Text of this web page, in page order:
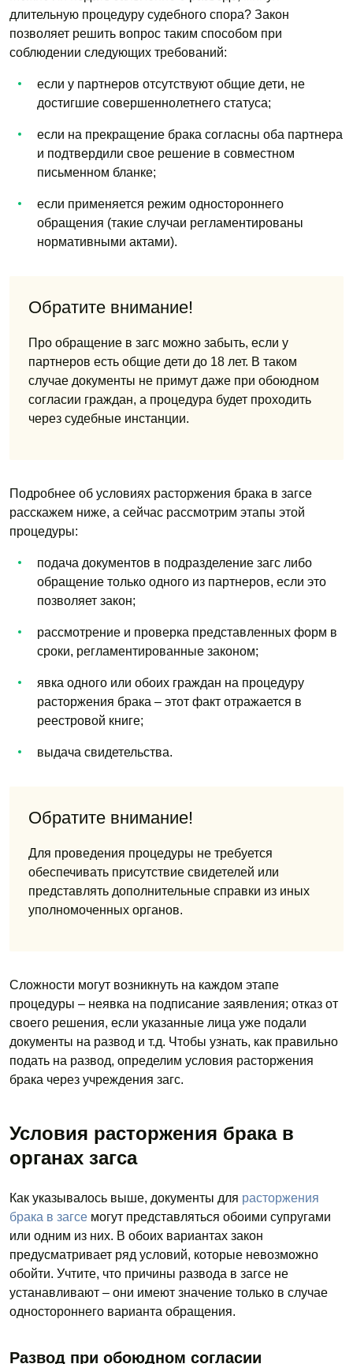
длительную процедуру судебного спора? Закон
позволяет решить вопрос таким способом при
соблюдении следующих требований:
если у партнеров отсутствуют общие дети, не
достигшие совершеннолетнего статуса;
если на прекращение брака согласны оба партнера
и подтвердили свое решение в совместном
письменном бланке;
если применяется режим одностороннего
обращения (такие случаи регламентированы
нормативными актами).
Обратите внимание!
Про обращение в загс можно забыть, если у
партнеров есть общие дети до 18 лет. В таком
случае документы не примут даже при обоюдном
согласии граждан, а процедура будет проходить
через судебные инстанции.
Подробнее об условиях расторжения брака в загсе
расскажем ниже, а сейчас рассмотрим этапы этой
процедуры:
подача документов в подразделение загс либо
обращение только одного из партнеров, если это
позволяет закон;
рассмотрение и проверка представленных форм в
сроки, регламентированные законом;
явка одного или обоих граждан на процедуру
расторжения брака – этот факт отражается в
реестровой книге;
выдача свидетельства.
Обратите внимание!
Для проведения процедуры не требуется
обеспечивать присутствие свидетелей или
представлять дополнительные справки из иных
уполномоченных органов.
Сложности могут возникнуть на каждом этапе
процедуры – неявка на подписание заявления; отказ от
своего решения, если указанные лица уже подали
документы на развод и т.д. Чтобы узнать, как правильно
подать на развод, определим условия расторжения
брака через учреждения загс.
Условия расторжения брака в
органах загса
Как указывалось выше, документы для расторжения
брака в загсе могут представляться обоими супругами
или одним из них. В обоих вариантах закон
предусматривает ряд условий, которые невозможно
обойти. Учтите, что причины развода в загсе не
устанавливают – они имеют значение только в случае
одностороннего варианта обращения.
Развод при обоюдном согласии